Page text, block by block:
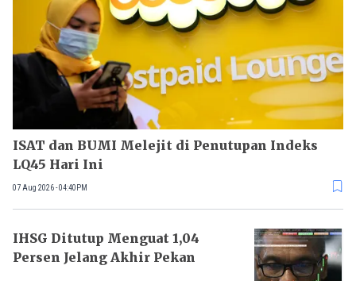
ISAT dan BUMI Melejit di Penutupan Indeks
LQ45 Hari Ini
07 Aug 2026 - 04:40PM
IHSG Ditutup Menguat 1,04
Persen Jelang Akhir Pekan